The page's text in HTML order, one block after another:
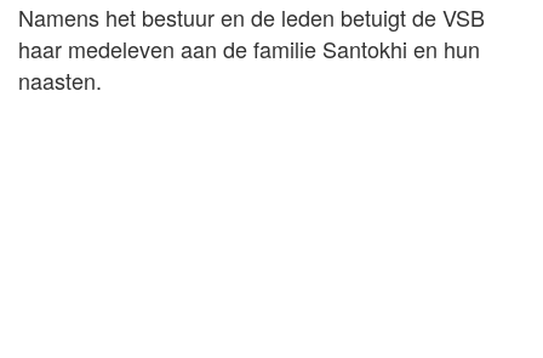
Namens het bestuur en de leden betuigt de VSB
haar medeleven aan de familie Santokhi en hun
naasten.